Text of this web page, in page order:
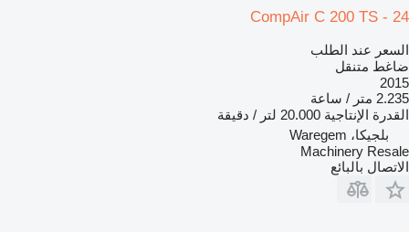
CompAir C 200 TS - 24
السعر عند الطلب
ضاغط متنقل
2015
2.235 متر / ساعة
القدرة الإنتاجية 20.000 لتر / دقيقة
بلجيكا، Waregem
Machinery Resale
الاتصال بالبائع